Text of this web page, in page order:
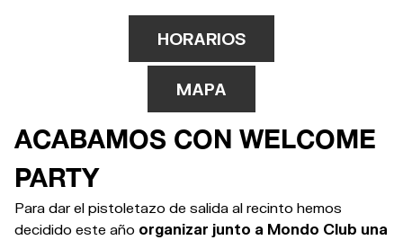
HORARIOS
MAPA
ACABAMOS CON WELCOME
PARTY
Para dar el pistoletazo de salida al recinto hemos
decidido este año organizar junto a Mondo Club una